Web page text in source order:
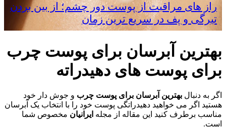
راز های مراقبت از پوست دور چشم؛ از بین بردن
تیرگی و پف در سریع‌ ترین زمان
بهترین آبرسان برای پوست چرب
برای پوست های دهیدراته
اگر به دنبال بهترین آبرسان برای پوست چرب و جوش دار خود
هستید اگر می خواهید دهیدراتگی پوست خود را با انتخاب یک آبرسان
مناسب برطرف کنید این مقاله از مجله ایرانیان مخصوص شما
است.